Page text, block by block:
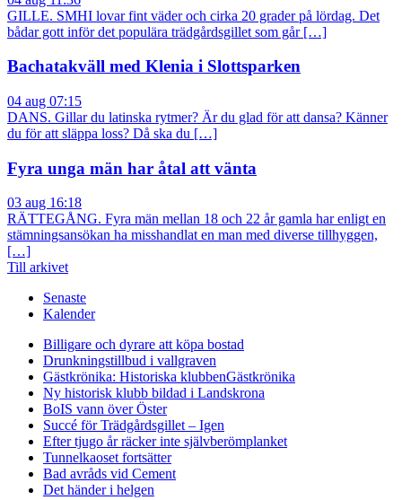
GILLE. SMHI lovar fint väder och cirka 20 grader på lördag. Det
bådar gott inför det populära trädgårdsgillet som går […]
Bachatakväll med Klenia i Slottsparken
04 aug 07:15
DANS. Gillar du latinska rytmer? Är du glad för att dansa? Känner
du för att släppa loss? Då ska du […]
Fyra unga män har åtal att vänta
03 aug 16:18
RÄTTEGÅNG. Fyra män mellan 18 och 22 år gamla har enligt en
stämningsansökan ha misshandlat en man med diverse tillhyggen,
[…]
Till arkivet
Senaste
Kalender
Billigare och dyrare att köpa bostad
Drunkningstillbud i vallgraven
Gästkrönika: Historiska klubbenGästkrönika
Ny historisk klubb bildad i Landskrona
BoIS vann över Öster
Succé för Trädgårdsgillet – Igen
Efter tjugo år räcker inte självberömplanket
Tunnelkaoset fortsätter
Bad avråds vid Cement
Det händer i helgen